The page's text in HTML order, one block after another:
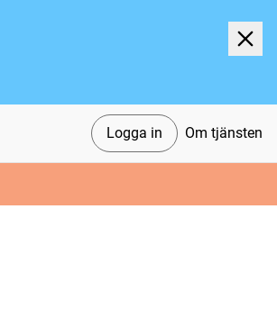
Logga in Om tjänsten